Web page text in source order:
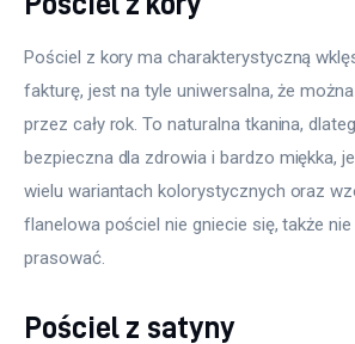
Pościel z kory ma charakterystyczną
fakturę, jest na tyle uniwersalna, że
przez cały rok. To naturalna tkanina,
bezpieczna dla zdrowia i bardzo miękka,
wielu wariantach kolorystycznych oraz
flanelowa pościel nie gniecie się, także
prasować.
Pościel z satyny